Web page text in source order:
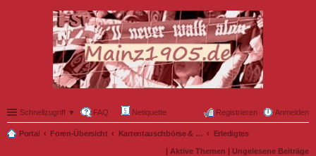
Schnellzugriff ▼ FAQ Netiquette Anmelden
Registrieren
Portal Foren-Übersicht Kartentauschbörse & Mitfahrgelegenheiten Erledigtes
| Aktive Themen | Ungelesene Beiträge